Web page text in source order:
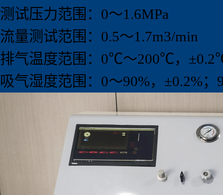
测试压力范围：0～1.6MPa
流量测试范围：0.5～1.7m3/min
排气温度范围：0℃～200℃，
吸气湿度范围：0～90%，±0.2%